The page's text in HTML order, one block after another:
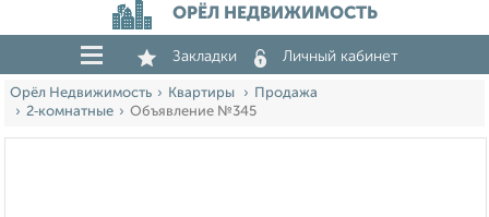
ОРЁЛ НЕДВИЖИМОСТЬ
Закладки Личный кабинет
Орёл Недвижимость Квартиры
Продажа
2‑комнатные
Объявление №345